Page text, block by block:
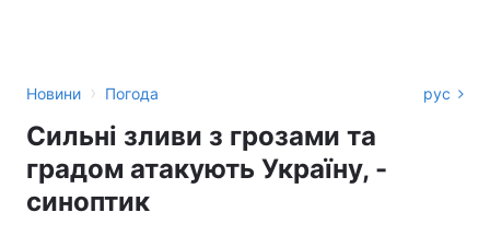
Новини › Погода рус
Сильні зливи з грозами та
градом атакують Україну, -
синоптик